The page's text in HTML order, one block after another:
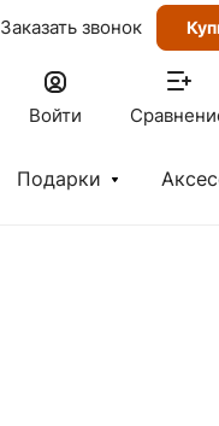
Заказать звонок
Войти
Подарки